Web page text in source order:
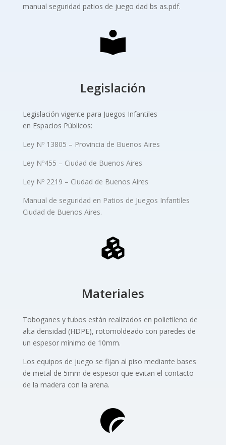
manual seguridad patios de juego dad bs as.pdf.
Legislación
Legislación vigente para Juegos Infantiles
en Espacios Públicos:
Ley Nº 13805 – Provincia de Buenos Aires
Ley Nº455 – Ciudad de Buenos Aires
Ley Nº 2219 – Ciudad de Buenos Aires
Manual de seguridad en Patios de Juegos Infantiles
Ciudad de Buenos Aires.
Materiales
Toboganes y tubos están realizados en polietileno de
alta densidad (HDPE), rotomoldeado con paredes de
un espesor mínimo de 10mm.
Los equipos de juego se fijan al piso mediante bases
de metal de 5mm de espesor que evitan el contacto
de la madera con la arena.